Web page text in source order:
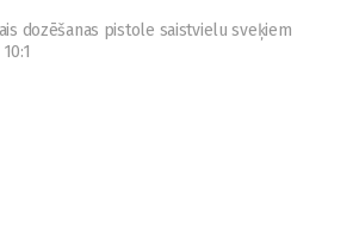
dozēšanas pistole saistvielu sveķiem